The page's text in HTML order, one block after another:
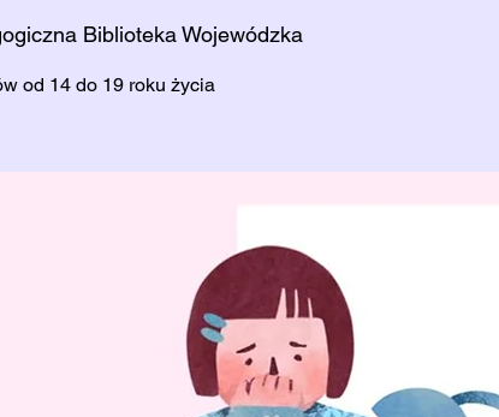
Biblioteka Wojewódzka
od 14 do 19 roku życia